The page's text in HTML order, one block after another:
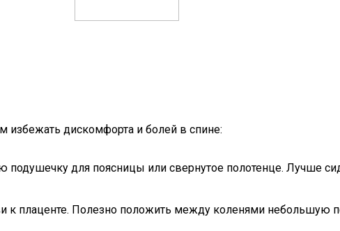
дискомфорта и болей в спине:
для поясницы или свернутое полотенце. Лучше
к плаценте. Полезно положить между коленями небольшую